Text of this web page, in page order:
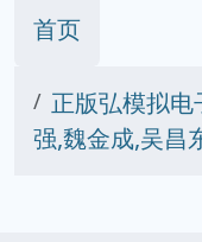
首页
正版弘模拟
强,魏金成,吴昌